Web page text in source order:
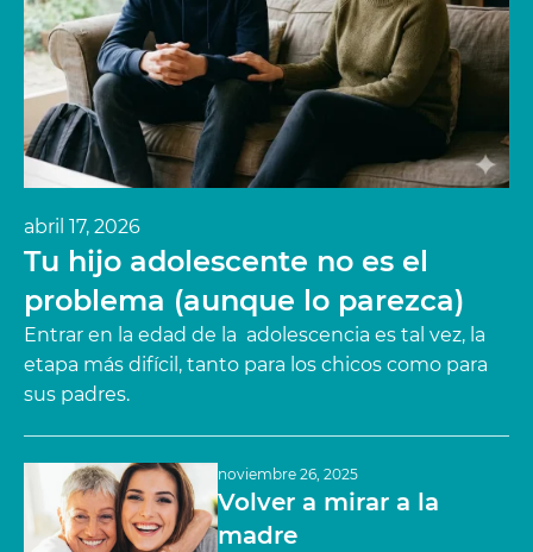
abril 17, 2026
Tu hijo adolescente no es el
problema (aunque lo parezca)
Entrar en la edad de la adolescencia es tal vez, la
etapa más difícil, tanto para los chicos como para
sus padres.
noviembre 26, 2025
Volver a mirar a la
madre